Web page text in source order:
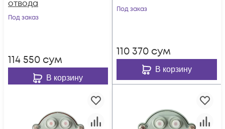
отвода
Под заказ
114 550 сум
В корзину
Под заказ
110 370 сум
В корзину